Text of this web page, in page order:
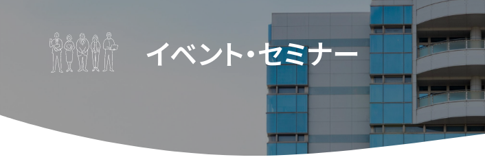
専門家の派遣
DX専門家派遣事業
取引かけこみ寺
ふくい創業活性化事業（成長支援）助成金
【参考】市町の融資・支援制度
福井ベンチャーピッチ
IT起業家向け事務所等の貸出
オーダーメイド研修
学びなおし支援
ふくいDXスクール
デザイン研修
ふくいクリエイティブホーム Cream（クリーム）
受託研究
ふくいオープンイノベーション推進機構
技術研究開発リンク集
IT・DX
無料IT相談窓口
伴走型DXプロジェクト支援事業［実行支援］
ふくいDX事例集
「ふくいDX推進宣言企業」登録企業・団体のご紹介
イベント・セミナー